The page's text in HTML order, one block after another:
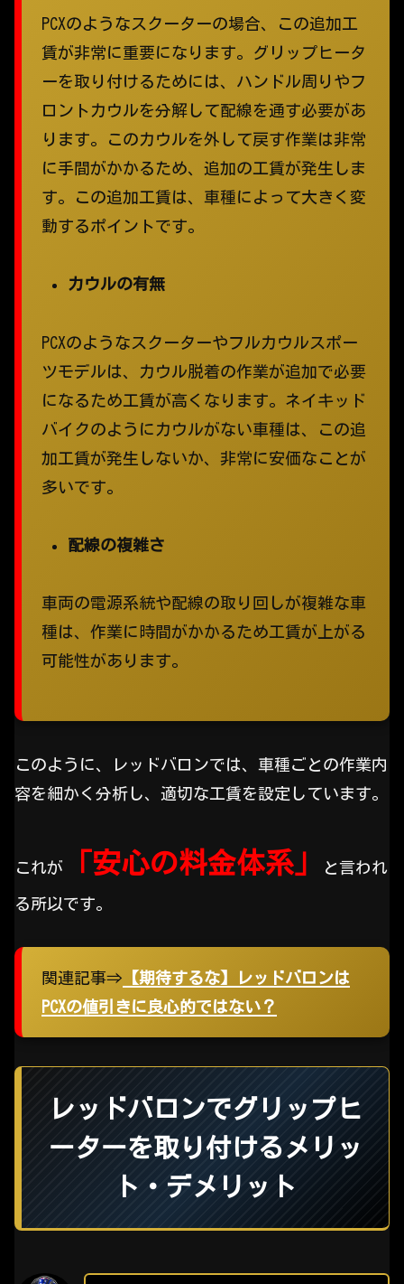
PCXのようなスクーターの場合、この追加工
賃が非常に重要になります。グリップヒータ
ーを取り付けるためには、ハンドル周りやフ
ロントカウルを分解して配線を通す必要があ
ります。このカウルを外して戻す作業は非常
に手間がかかるため、追加の工賃が発生しま
す。この追加工賃は、車種によって大きく変
動するポイントです。
カウルの有無
PCXのようなスクーターやフルカウルスポー
ツモデルは、カウル脱着の作業が追加で必要
になるため工賃が高くなります。ネイキッド
バイクのようにカウルがない車種は、この追
加工賃が発生しないか、非常に安価なことが
多いです。
配線の複雑さ
車両の電源系統や配線の取り回しが複雑な車
種は、作業に時間がかかるため工賃が上がる
可能性があります。
このように、レッドバロンでは、車種ごとの作業内
容を細かく分析し、適切な工賃を設定しています。
これが 「安心の料金体系」 と言われ
る所以です。
関連記事⇒ 【期待するな】レッドバロンは
PCXの値引きに良心的ではない？
レッドバロンでグリップヒ
ーターを取り付けるメリッ
ト・デメリット